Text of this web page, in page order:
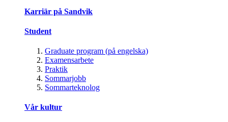
Karriär på Sandvik
Student
Graduate program (på engelska)
Examensarbete
Praktik
Sommarjobb
Sommarteknolog
Vår kultur